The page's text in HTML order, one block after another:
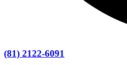
(81) 2122-6091